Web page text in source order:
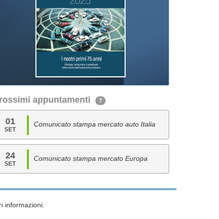
appuntamenti ?
01
SET
Comunicato stampa mercato auto Italia
24
SET
Comunicato stampa mercato Europa
informazioni.